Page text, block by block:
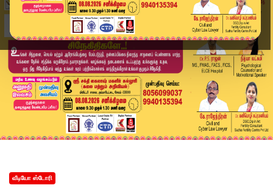
வீடியோ ஸ்டோரி